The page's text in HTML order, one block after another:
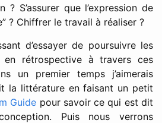
? S’assurer que l’expression de
? Chiffrer le travail à réaliser ?
d’essayer de poursuivre les
en rétrospective à travers ces
un premier temps j’aimerais
la littérature en faisant un petit
Guide pour savoir ce qui est dit
Puis nous verrons